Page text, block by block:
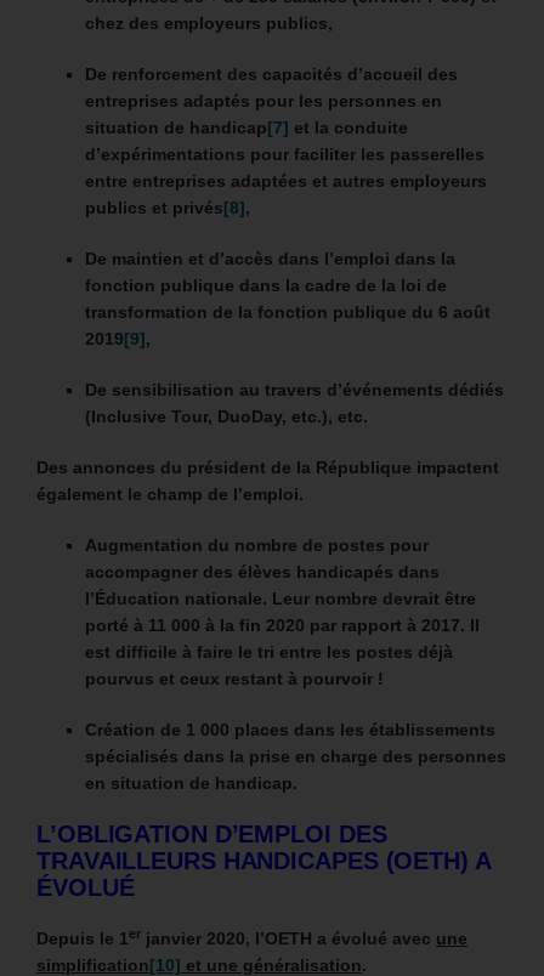
chez des employeurs publics,
De renforcement des capacités d’accueil des
entreprises adaptés pour les personnes en
situation de handicap[7] et la conduite
d’expérimentations pour faciliter les passerelles
entre entreprises adaptées et autres employeurs
publics et privés[8],
De maintien et d’accès dans l’emploi dans la
fonction publique dans la cadre de la loi de
transformation de la fonction publique du 6 août
2019[9],
De sensibilisation au travers d’événements dédiés
(Inclusive Tour, DuoDay, etc.), etc.
Des annonces du président de la République impactent
également le champ de l’emploi.
Augmentation du nombre de postes pour
accompagner des élèves handicapés dans
l’Éducation nationale. Leur nombre devrait être
porté à 11 000 à la fin 2020 par rapport à 2017. Il
est difficile à faire le tri entre les postes déjà
pourvus et ceux restant à pourvoir !
Création de 1 000 places dans les établissements
spécialisés dans la prise en charge des personnes
en situation de handicap.
L’OBLIGATION D’EMPLOI DES
TRAVAILLEURS HANDICAPES (OETH) A
ÉVOLUÉ
Depuis le 1 er janvier 2020, l’OETH a évolué avec une
simplification[10] et une généralisation.